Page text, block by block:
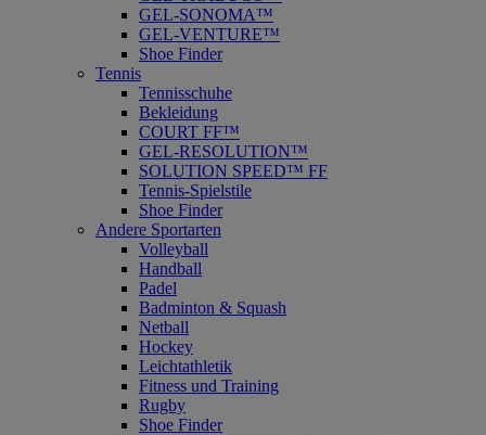
GEL-SONOMA™
GEL-VENTURE™
Shoe Finder
Tennis
Tennisschuhe
Bekleidung
COURT FF™
GEL-RESOLUTION™
SOLUTION SPEED™ FF
Tennis-Spielstile
Shoe Finder
Andere Sportarten
Volleyball
Handball
Padel
Badminton & Squash
Netball
Hockey
Leichtathletik
Fitness und Training
Rugby
Shoe Finder